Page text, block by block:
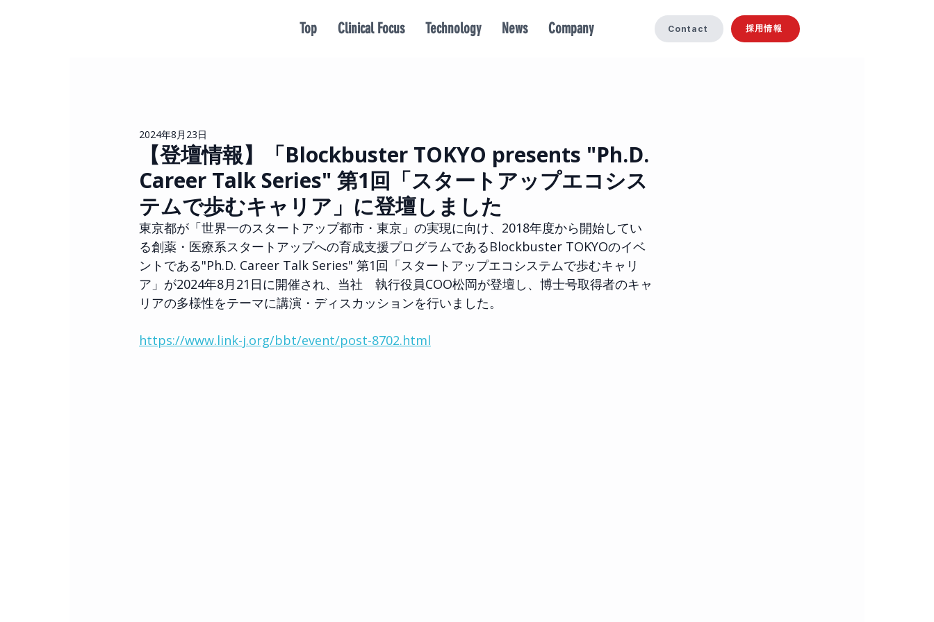
Top Clinical Focus Technology News Company Contact 採用情報
【登壇情報】「Blockbuster TOKYO presents "Ph.D.
Career Talk Series" 第1回「スタートアップエコシス
テムで歩むキャリア」に登壇しました
2024年8月23日
東京都が「世界一のスタートアップ都市・東京」の実現に向け、2018年度から開始してい
る創薬・医療系スタートアップへの育成支援プログラムであるBlockbuster TOKYOのイベ
ントである"Ph.D. Career Talk Series" 第1回「スタートアップエコシステムで歩むキャリ
ア」が2024年8月21日に開催され、当社　執行役員COO松岡が登壇し、博士号取得者のキャ
リアの多様性をテーマに講演・ディスカッションを行いました。
https://www.link-j.org/bbt/event/post-8702.html